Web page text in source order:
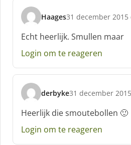
Haages
s
c
h
r
e
f
:
31 december 2015
Echt heerlijk. Smullen maar
Login om te reageren
derbyke
s
c
h
r
31 december
Heerlijk die smoutebollen 🙂
Login om te reageren